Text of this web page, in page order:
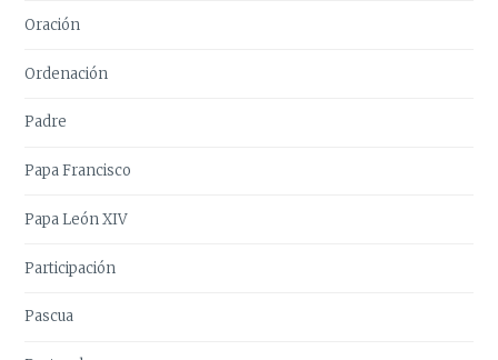
Oración
Ordenación
Padre
Papa Francisco
Papa León XIV
Participación
Pascua